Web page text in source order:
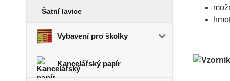
Šatní lavice
Vybavení pro školky
Kancelářský papír